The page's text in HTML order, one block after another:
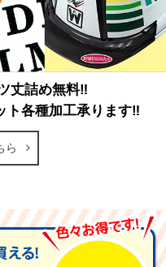
丈詰め無料‼
ト各種加工承ります‼
ら